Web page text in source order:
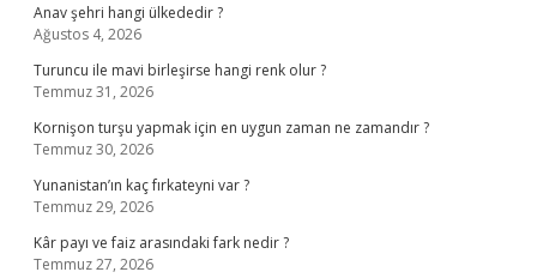
Anav şehri hangi ülkededir ?
Ağustos 4, 2026
Turuncu ile mavi birleşirse hangi renk olur ?
Temmuz 31, 2026
Kornişon turşu yapmak için en uygun zaman ne zamandır ?
Temmuz 30, 2026
Yunanistan’ın kaç fırkateyni var ?
Temmuz 29, 2026
Kâr payı ve faiz arasındaki fark nedir ?
Temmuz 27, 2026